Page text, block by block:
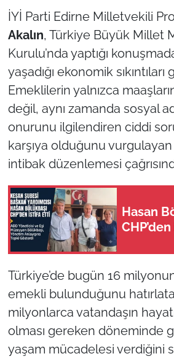
İYİ Parti Edirne Milletvekili
Akalın, Türkiye Büyük Millet
Kurulu’nda yaptığı
yaşadığı ekonomik sıkıntıları
Emeklilerin yalnızca
değil, aynı zamanda sosyal
onurunu ilgilendiren ciddi
karşıya olduğunu vurgulayan
intibak düzenlemesi
Hasan
Türkiye’de bugün 16
emekli bulunduğunu
milyonlarca vatandaşın
olması gereken döneminde
yaşam mücadelesi verdiğini
TÜRKİYE
Bölge
Güvenlik
Genel
Politika
Flaş Haber
Dış Haberler
Magazin
İş Dünyası
Bilim Teknoloji
English News